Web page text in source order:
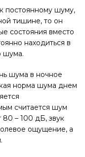
постоянному шуму,
тишине, то он
состояния вместо
находиться в
шума.
шума в ночное
норма шума днем
считается шум
– 100 дБ, звук
ощущение, а